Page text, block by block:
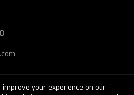
improve your experience on our